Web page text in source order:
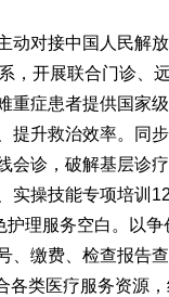
动对接中国人民解
，开展联合门诊、
重症患者提供国家
提升救治效率。同
会诊，破解基层诊
实操技能专项培训
理服务空白。以争
、缴费、检查报告
各类医疗服务资源